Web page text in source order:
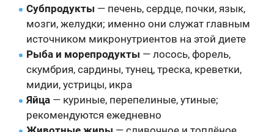
Субпродукты — печень, сердце, почки, язык,
мозги, желудки; именно они служат главным
источником микронутриентов на этой диете
Рыба и морепродукты — лосось, форель,
скумбрия, сардины, тунец, треска, креветки,
мидии, устрицы, икра
Яйца — куриные, перепелиные, утиные;
рекомендуются ежедневно